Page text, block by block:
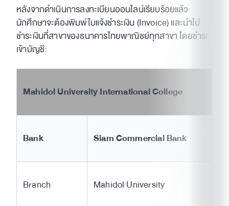
หลังจากดำเนินการลงทะเบียนออนไลน์เรียบร้อยแล้ว
นักศึกษาจะต้องพิมพ์ใบแจ้งชำระเงิน (Invoice) และนำไป
ชำระเงินที่สาขาของธนาคารไทยพาณิชย์ทุกสาขา โดยชำระ
เข้าบัญชี:
Mahidol University International College
Bank Siam Commercial Bank
Branch Mahidol University